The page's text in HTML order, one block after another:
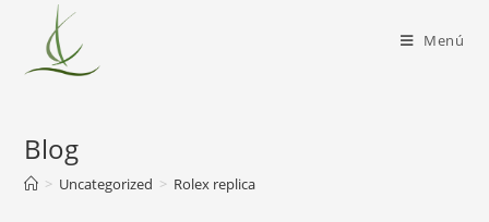
Menú
Blog
> Uncategorized > Rolex replica